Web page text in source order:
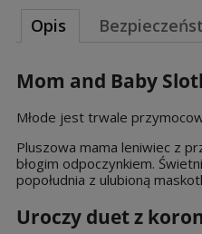
Opis
Mom and Baby
Młode jest trwale
Pluszowa mama leniwiec z
błogim odpoczynkiem.
popołudnia z ulubioną
Uroczy duet z